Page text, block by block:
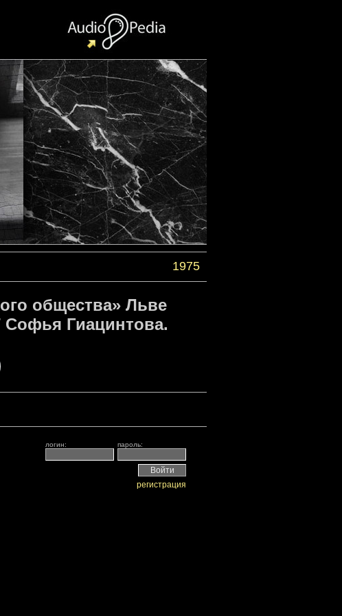
1975
общества» Льве
Софья Гиацинтова.
пароль:
логин:
регистрация